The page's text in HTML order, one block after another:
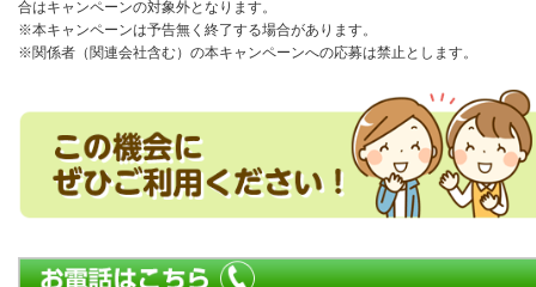
合はキャンペーンの対象外となります。
※本キャンペーンは予告無く終了する場合があります。
※関係者（関連会社含む）の本キャンペーンへの応募は禁止とします。